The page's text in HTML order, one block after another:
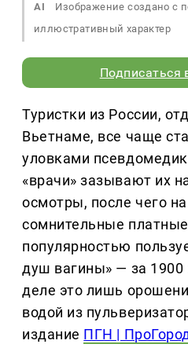
AI
Изображение создано с
иллюстративный характер
Подписаться
Туристки из России,
Вьетнаме, все чаще
уловками
«врачи» зазывают их
осмотры, после чего
сомнительные
популярностью
душ вагины» — за
деле это лишь
водой из
издание ПГН |